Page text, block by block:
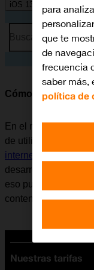
iOS 13.0
Busca por
Cómo utilizar
En el móvil se
de utilizar
internet
desarrollador de
eso puede ser que
contenido de esta
Nuestras tarifas
para
que te
de
frecuencia
saber más,
política de